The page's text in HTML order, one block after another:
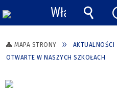
MAPA STRONY AKTUALNOŚCI
OTWARTE W NASZYCH SZKOŁACH
Włącz